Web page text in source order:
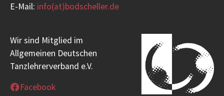
E-Mail: info(at)bodscheller.de
Wir sind Mitglied im
Allgemeinen Deutschen
Tanzlehrerverband e.V.
Facebook